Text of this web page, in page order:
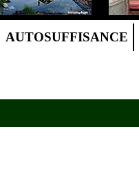
AUTOSUFFISANCE